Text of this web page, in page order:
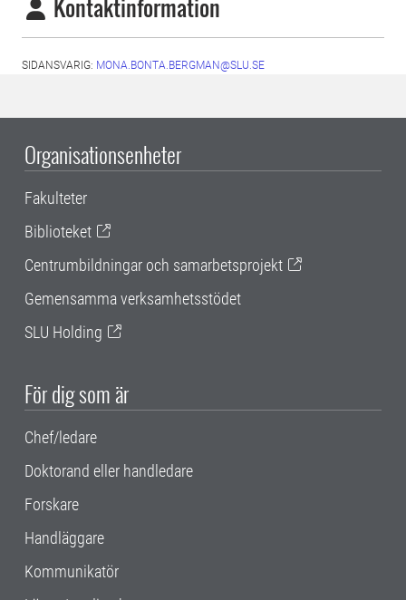
Kontaktinformation
SIDANSVARIG: MONA.BONTA.BERGMAN@SLU.SE
Organisationsenheter
Fakulteter
Biblioteket
Centrumbildningar och samarbetsprojekt
Gemensamma verksamhetsstödet
SLU Holding
För dig som är
Chef/ledare
Doktorand eller handledare
Forskare
Handläggare
Kommunikatör